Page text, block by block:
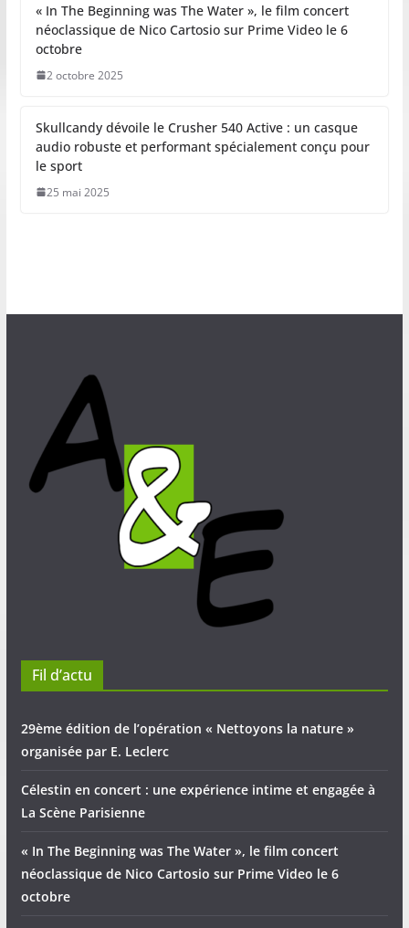
« In The Beginning was The Water », le film concert
néoclassique de Nico Cartosio sur Prime Video le 6
octobre
2 octobre 2025
Skullcandy dévoile le Crusher 540 Active : un casque
audio robuste et performant spécialement conçu pour
le sport
25 mai 2025
Fil d’actu
29ème édition de l’opération « Nettoyons la nature »
organisée par E. Leclerc
Célestin en concert : une expérience intime et engagée à
La Scène Parisienne
« In The Beginning was The Water », le film concert
néoclassique de Nico Cartosio sur Prime Video le 6
octobre